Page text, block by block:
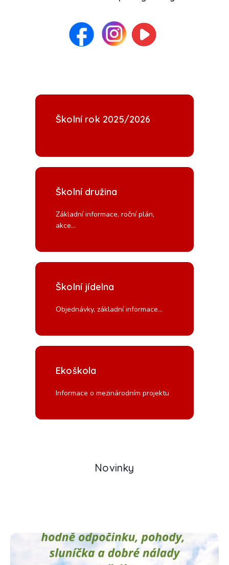
Školní rok 2025/2026
Školní družina
Základní informace, roční plán,
akce...
Školní jídelna
Objednávky, základní informace...
Ekoškola
Informace o mezinárodním projektu
Novinky